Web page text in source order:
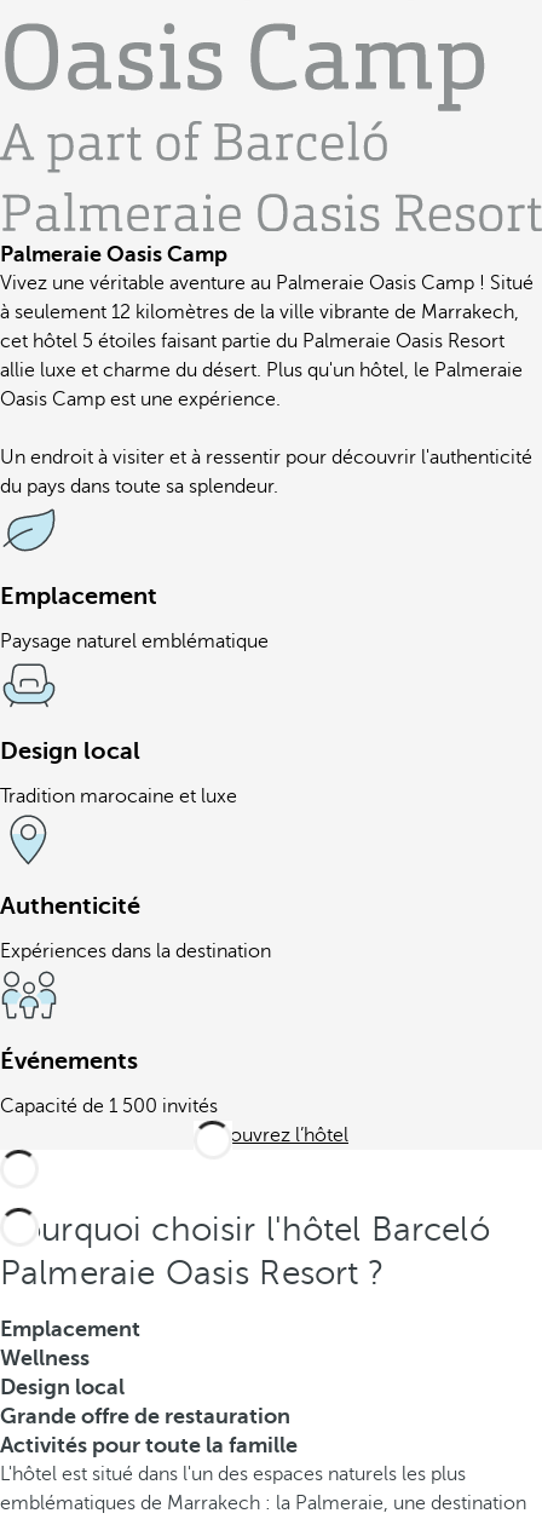
Palmeraie Oasis Camp
Vivez une véritable aventure au Palmeraie Oasis Camp ! Situé
à seulement 12 kilomètres de la ville vibrante de Marrakech,
cet hôtel 5 étoiles faisant partie du Palmeraie Oasis Resort
allie luxe et charme du désert. Plus qu'un hôtel, le Palmeraie
Oasis Camp est une expérience.
Un endroit à visiter et à ressentir pour découvrir l'authenticité
du pays dans toute sa splendeur.
Emplacement
Paysage naturel emblématique
Design local
Tradition marocaine et luxe
Authenticité
Expériences dans la destination
Événements
Capacité de 1 500 invités
Découvrez l’hôtel
Pourquoi choisir l'hôtel Barceló
Palmeraie Oasis Resort ?
Emplacement
Wellness
Design local
Grande offre de restauration
Activités pour toute la famille
L'hôtel est situé dans l'un des espaces naturels les plus
emblématiques de Marrakech : la Palmeraie, une destination